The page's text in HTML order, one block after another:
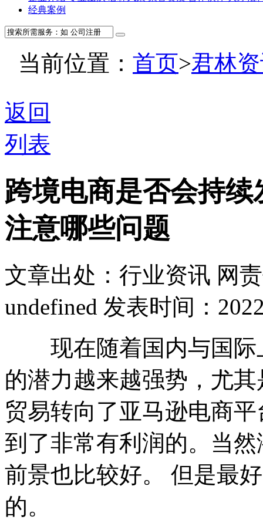
经典案例
当前位置： 首页>君林
返回
列表
跨境电商是否会持
注意哪些问题
文章出处：行业资讯 网
undefined 发表时间：
现在随着国内与国际
的潜力越来越强势，尤
贸易转向了亚马逊电商
到了非常有利润的。当
前景也比较好。 但是最
的。